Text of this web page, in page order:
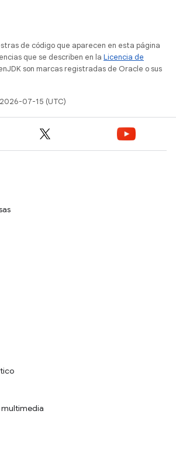
de código que aparecen en esta página
que se describen en la Licencia de
son marcas registradas de Oracle o sus
07-15 (UTC)